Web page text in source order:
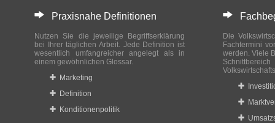
Praxisnahe Definitionen
Nutzen Sie die jeweilige Begriffserklärung
bei Ihrer täglichen Arbeit. Jede Definition ist
wesentlich umfangreicher angelegt als in
einem gewöhnlichen Glossar.
Marketing
Definition
Konditionenpolitik
Die
Fachtermini
werden. Viele